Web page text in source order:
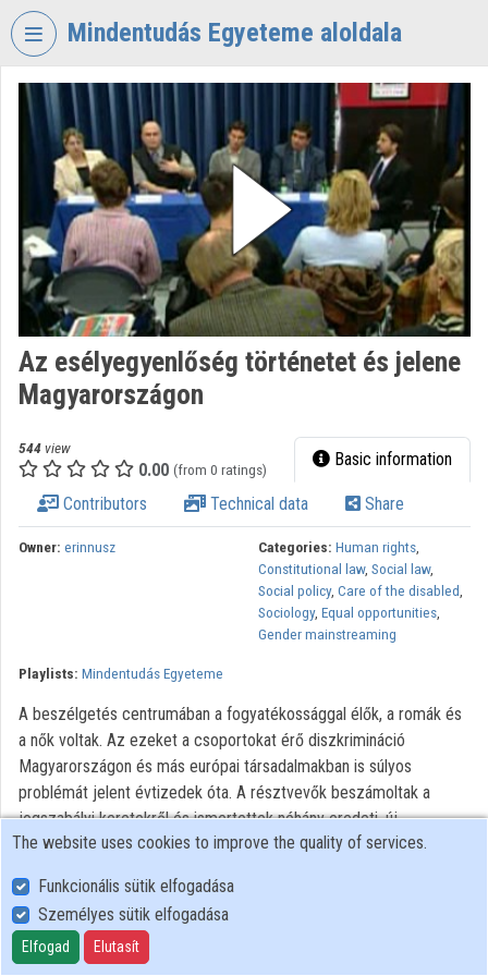
Skip header
Mindentudás Egyeteme aloldala
VIDEO TORIUM
MINDENTUDÁS
EGYETEME
Organization home
Log In
Organization discovery
Categories
Organization playlists
Organizations
Contributors
Az esélyegyenlőség történetet és jelene
Magyarországon
544 view
0.00 (from 0 ratings) Basic information
Contributors Technical data Share
Owner: erinnusz Categories: Human rights,
Constitutional law, Social law,
Social policy, Care of the disabled,
Sociology, Equal opportunities,
Gender mainstreaming
Playlists: Mindentudás Egyeteme
A beszélgetés centrumában a fogyatékossággal élők, a romák és
a nők voltak. Az ezeket a csoportokat érő diszkrimináció
Magyarországon és más európai társadalmakban is súlyos
problémát jelent évtizedek óta. A résztvevők beszámoltak a
jogszabályi keretekről és ismertettek néhány eredeti, új
megoldást ezen a problematikus területen. Az esélyegyenlőség
felnőttebben, érettebben tudjuk közös gondjainkat megoldani a
jövőben.
All rights reserved
The website uses cookies to improve the quality of services.
Funkcionális sütik elfogadása
Személyes sütik elfogadása
Elfogad Elutasít